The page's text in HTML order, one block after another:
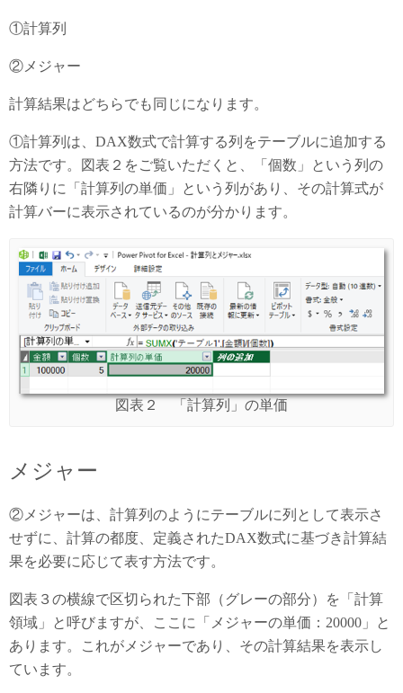
①計算列
②メジャー
計算結果はどちらでも同じになります。
①計算列は、DAX数式で計算する列をテーブルに追加する
方法です。図表２をご覧いただくと、「個数」という列の
右隣りに「計算列の単価」という列があり、その計算式が
計算バーに表示されているのが分かります。
図表２ 「計算列」の単価
メジャー
②メジャーは、計算列のようにテーブルに列として表示さ
せずに、計算の都度、定義されたDAX数式に基づき計算結
果を必要に応じて表す方法です。
図表３の横線で区切られた下部（グレーの部分）を「計算
領域」と呼びますが、ここに「メジャーの単価：20000」と
あります。これがメジャーであり、その計算結果を表示し
ています。